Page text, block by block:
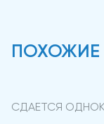
ПОХОЖИЕ
СДАЕТСЯ